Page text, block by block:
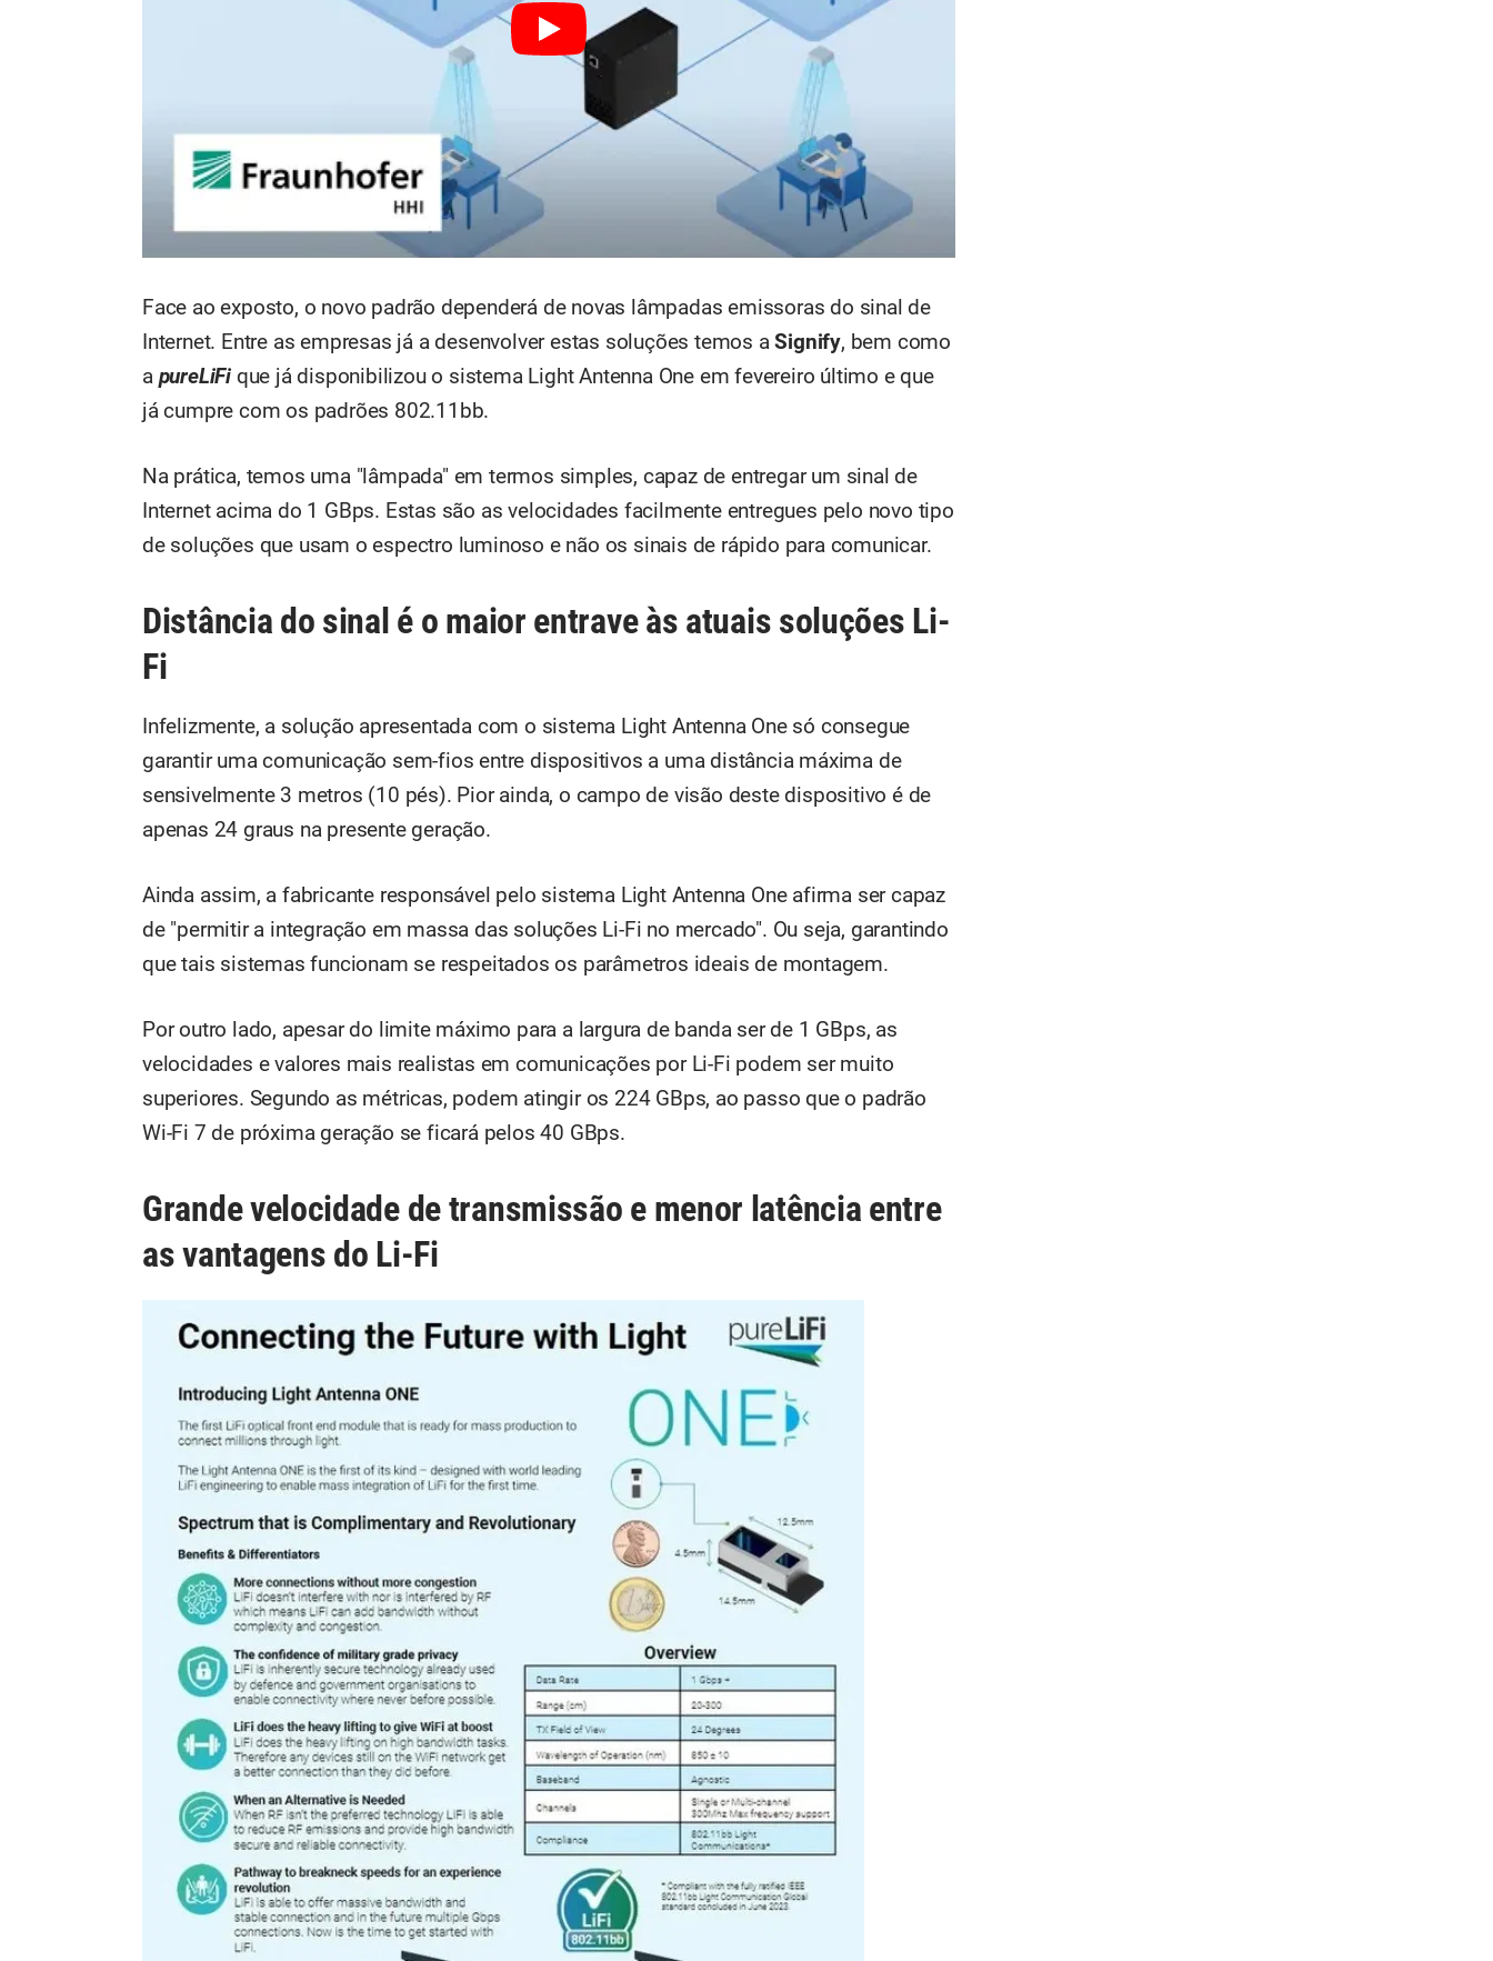
Face ao exposto, o novo padrão dependerá de novas lâmpadas emissoras do sinal de
Internet. Entre as empresas já a desenvolver estas soluções temos aSignify, bem como
a pureLiFi que já disponibilizou o sistema Light Antenna One em fevereiro último e que
já cumpre com os padrões 802.11bb.
Na prática, temos uma "lâmpada" em termos simples, capaz de entregar um sinal de
Internet acima do 1 GBps. Estas são as velocidades facilmente entregues pelo novo tipo
de soluções que usam o espectro luminoso e não os sinais de rápido para comunicar.
Distância do sinal é o maior entrave às atuais soluções Li-
Fi
Infelizmente, a solução apresentada com o sistema Light Antenna One só consegue
garantir uma comunicação sem-fios entre dispositivos a uma distância máxima de
sensivelmente 3 metros (10 pés). Pior ainda, o campo de visão deste dispositivo é de
apenas 24 graus na presente geração.
Ainda assim, a fabricante responsável pelo sistema Light Antenna One afirma ser capaz
de "permitir a integração em massa das soluções Li-Fi no mercado". Ou seja, garantindo
que tais sistemas funcionam se respeitados os parâmetros ideais de montagem.
Por outro lado, apesar do limite máximo para a largura de banda ser de 1 GBps, as
velocidades e valores mais realistas em comunicações por Li-Fi podem ser muito
superiores. Segundo as métricas, podem atingir os 224 GBps, ao passo que o padrão
Wi-Fi 7 de próxima geração se ficará pelos 40 GBps.
Grande velocidade de transmissão e menor latência entre
as vantagens do Li-Fi